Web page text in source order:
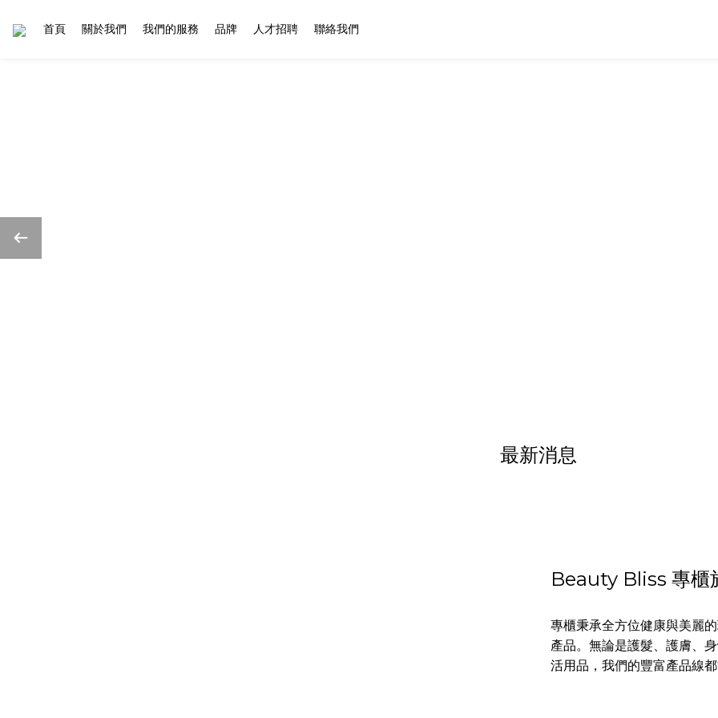
首頁 關於我們 我們的服務 品牌 人才招聘 聯絡我們
最新消息
Beauty Bliss 專櫃
專櫃秉承全方位健康與美麗
產品。無論是護髮、護膚、
活用品，我們的豐富產品線